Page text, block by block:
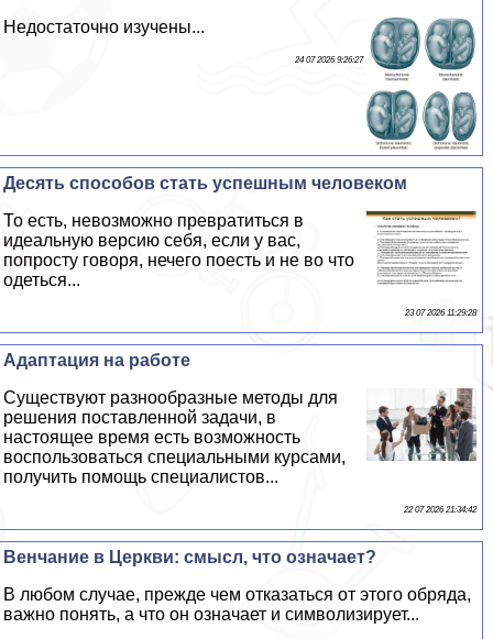
Недостаточно изучены...
24 07 2026 9:26:27
Десять способов стать успешным человеком
То есть, невозможно превратиться в
идеальную версию себя, если у вас,
попросту говоря, нечего поесть и не во что
одеться...
23 07 2026 11:29:28
Адаптация на работе
Существуют разнообразные методы для
решения поставленной задачи, в
настоящее время есть возможность
воспользоваться специальными курсами,
получить помощь специалистов...
22 07 2026 21:34:42
Венчание в Церкви: смысл, что означает?
В любом случае, прежде чем отказаться от этого обряда,
важно понять, а что он означает и символизирует...